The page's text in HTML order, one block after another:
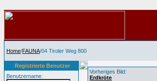
Home/FAUNA/04 Tiroler Weg 800
Registrierte Benutzer
Benutzername:
Vorheriges Bild:
Erdkröte